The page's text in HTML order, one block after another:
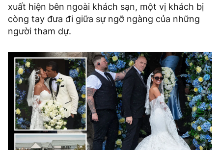
xuất hiện bên ngoài khách sạn, một vị khách bị
còng tay đưa đi giữa sự ngỡ ngàng của những
người tham dự.